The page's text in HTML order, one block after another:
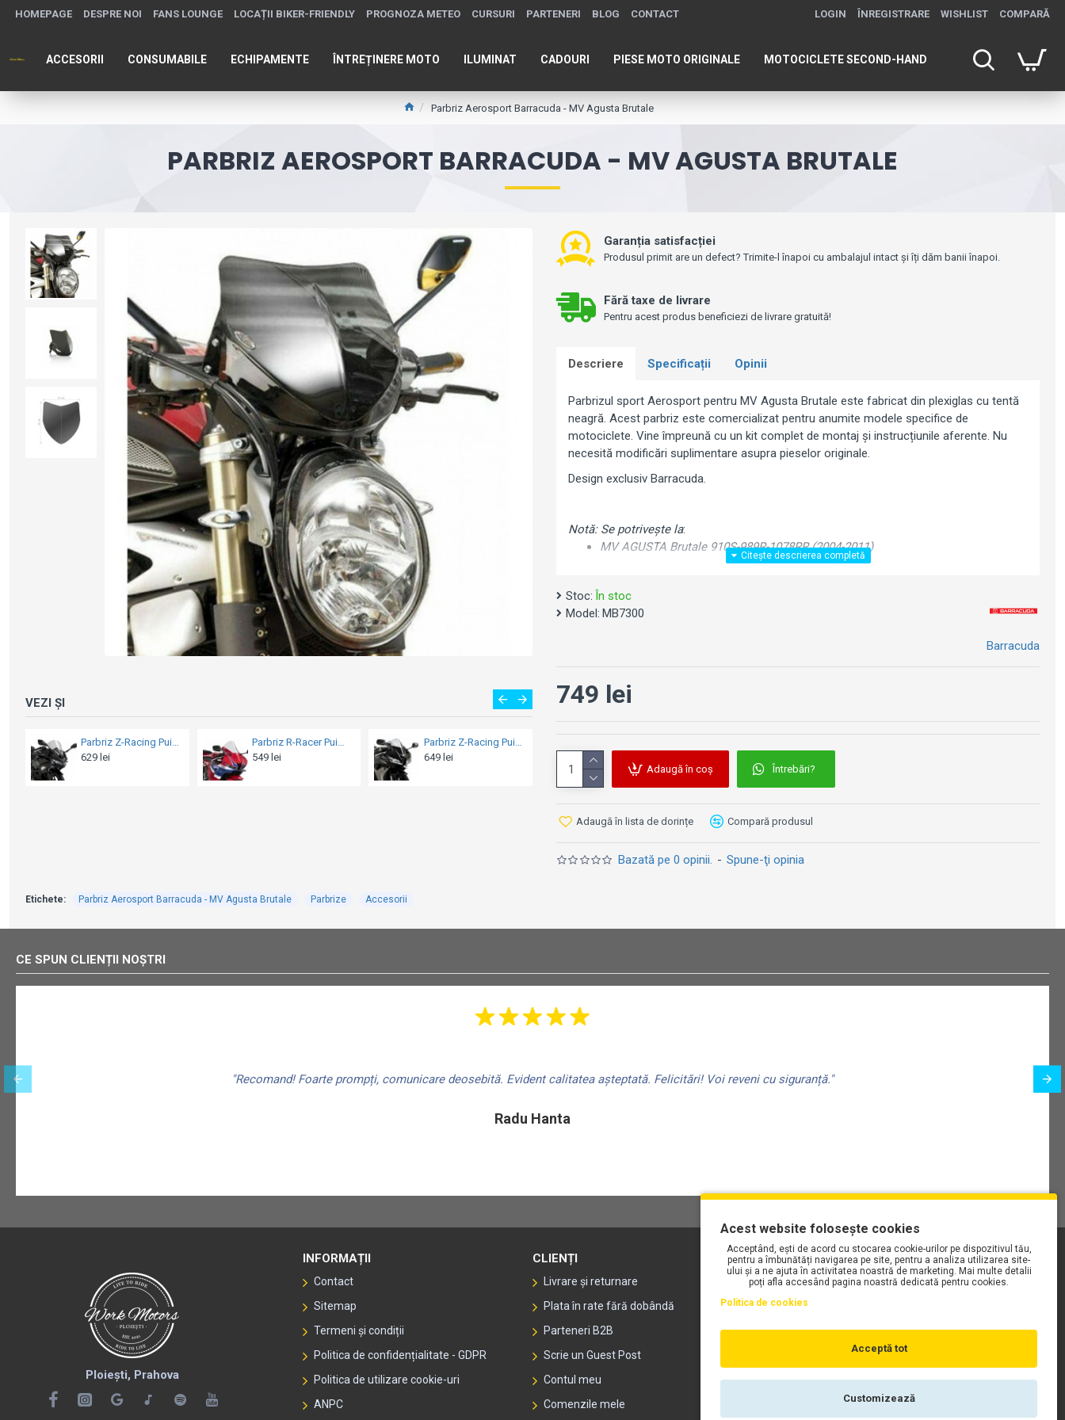
HOMEPAGE DESPRE NOI FANS LOUNGE LOCAȚII BIKER-FRIENDLY PROGNOZA METEO CURSURI PARTENERI BLOG CONTACT LOGIN ÎNREGISTRARE WISHLIST COMPARĂ
ACCESORII CONSUMABILE ECHIPAMENTE ÎNTREȚINERE MOTO ILUMINAT CADOURI PIESE MOTO ORIGINALE MOTOCICLETE SECOND-HAND
Parbriz Aerosport Barracuda - MV Agusta Brutale
PARBRIZ AEROSPORT BARRACUDA - MV AGUSTA BRUTALE
VEZI ȘI
Parbriz R-Racer Puig - Honda CBR 600RR (2023-2025)
Parbriz Z-Racing Puig - Honda CBR 600RR (2007-2012)
Parbriz Aerosport Barracuda - Kawasaki Z650 (2007-2014)
Fără taxe de livrare
Pentru acest produs beneficiezi de livrare gratuită!
Garanția satisfacției
Produsul primit are un defect? Trimite-l înapoi cu ambalajul intact și îți dăm banii înapoi.
Descriere Specificații Opinii
Parbrizul sport Aerosport pentru MV Agusta Brutale este fabricat din plexiglas cu tentă
neagră. Acest parbriz este comercializat pentru anumite modele specifice de
motociclete. Vine împreună cu un kit complet de montaj și instrucțiunile aferente. Nu
necesită modificări suplimentare asupra pieselor originale.
Design exclusiv Barracuda.
Notă: Se potrivește la:
MV AGUSTA Brutale 910S-989R-1078RR (2004-2011)
Stoc: În stoc
Model: MB7300
Barracuda
Bazată pe 0 opinii. - Spune-ţi opinia
749 lei
Adaugă în coș Întrebări?
Adaugă în lista de dorințe Compară produsul
Etichete: Parbriz Aerosport Barracuda - MV Agusta Brutale Parbrize Accesorii
CE SPUN CLIENȚII NOȘTRI
"Recomand! Foarte prompți, comunicare deosebită. Evident calitatea așteptată. Felicitări! Voi reveni cu siguranță."
Radu Hanta
Ploiești, Prahova
INFORMAȚII
Contact
Sitemap
Termeni și condiții
Politica de confidențialitate - GDPR
Politica de utilizare cookie-uri
ANPC
CLIENȚI
Livrare și returnare
Plata în rate fără dobândă
Parteneri B2B
Scrie un Guest Post
Contul meu
Comenzile mele
PLAYLIST-UL WORK MOTORS PE SPOTIFY
Acest website folosește cookies
Acceptând, ești de acord cu stocarea cookie-urilor pe dispozitivul tău,
pentru a îmbunătăți navigarea pe site, pentru a analiza utilizarea site-
ului și a ne ajuta în activitatea noastră de marketing. Mai multe detalii
poți afla accesând pagina noastră dedicată pentru cookies.
Politica de cookies
Acceptă tot
Customizează